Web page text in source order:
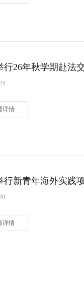
行26年秋学期赴法
详情
行新青年海外实践
详情